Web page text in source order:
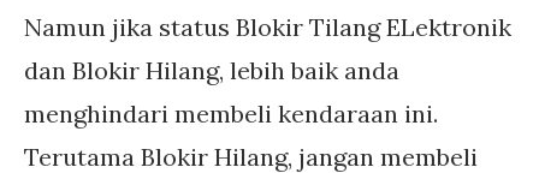
Namun jika status Blokir Tilang ELektronik
dan Blokir Hilang, lebih baik anda
menghindari membeli kendaraan ini.
Terutama Blokir Hilang, jangan membeli